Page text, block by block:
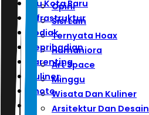
Ibu Kota Baru
Infrastruktur
Zodiak
Kepribadian
Parenting
Kuliner
Photo
Opini
Sisi Lain
Ternyata Hoax
Humaniora
Art Space
Minggu
Wisata Dan Kuliner
Arsitektur Dan Desain